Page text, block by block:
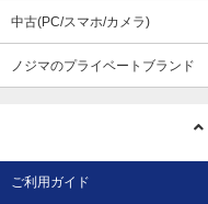
中古(PC/スマホ/カメラ)
ノジマのプライベートブランド
ご利用ガイド